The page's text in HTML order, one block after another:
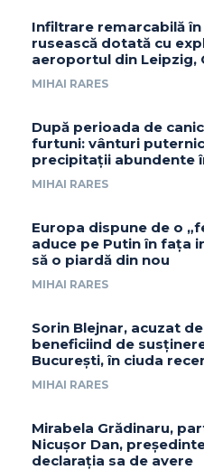
Infiltrare remarcabilă
rusească dotată cu
aeroportul din Leipzig,
MIHAI RARES
După perioada de
furtuni: vânturi
precipitații abundente
MIHAI RARES
Europa dispune de o
aduce pe Putin în fața
să o piardă din nou
MIHAI RARES
Sorin Blejnar, acuzat
beneficiind de
București, în ciuda
MIHAI RARES
Mirabela Grădinaru,
Nicușor Dan,
declarația sa de avere